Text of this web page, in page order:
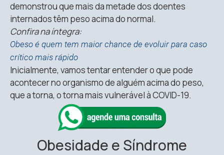
demonstrou que mais da metade dos doentes
internados têm peso acima do normal.
Confira na íntegra:
Obeso é quem tem maior chance de evoluir para caso
crítico mais rápido
Inicialmente, vamos tentar entender o que pode
acontecer no organismo de alguém acima do peso,
que a torna, o torna mais vulnerável à COVID-19.
Obesidade e Síndrome